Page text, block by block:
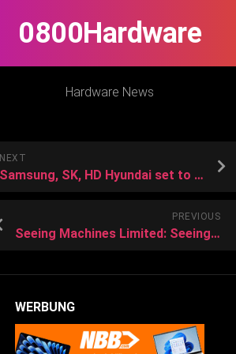
0800Hardware
Hardware News
NEXT
Samsung, SK, HD Hyundai set to discuss advanced AI at CES
PREVIOUS
Seeing Machines Limited: Seeing Machines to showcase cutting edge interior sensing technology at CES 2024
WERBUNG